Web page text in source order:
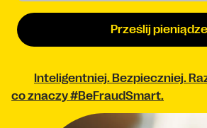
Prześlij pieniądze
Inteligentniej. Bezpieczniej.
co znaczy #BeFraudSmart.